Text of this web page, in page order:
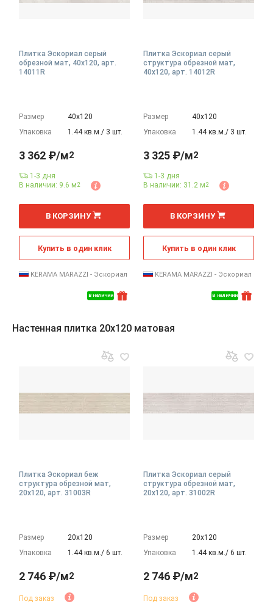
Плитка Эскориал серый
обрезной мат, 40x120, арт.
14011R
Размер
40х120
Упаковка
1.44 кв.м./ 3 шт.
В наличии
3 362 ₽/м2
1-3 дня
В наличии: 9.6 м2
м
В КОРЗИНУ
Купить в один клик
KERAMA MARAZZI - Эскориал
Плитка Эскориал серый
структура обрезной мат,
40x120, арт. 14012R
Размер
40х120
Упаковка
1.44 кв.м./ 3 шт.
В наличии
3 325 ₽/м2
1-3 дня
В наличии: 31.2 м2
м
В КОРЗИНУ
Купить в один клик
KERAMA MARAZZI - Эскориал
Настенная плитка 20x120 матовая
Плитка Эскориал беж
структура обрезной мат,
20x120, арт. 31003R
Размер
20х120
Упаковка
1.44 кв.м./ 6 шт.
2 746 ₽/м2
Под заказ
Плитка Эскориал серый
структура обрезной мат,
20x120, арт. 31002R
Размер
20х120
Упаковка
1.44 кв.м./ 6 шт.
2 746 ₽/м2
Под заказ